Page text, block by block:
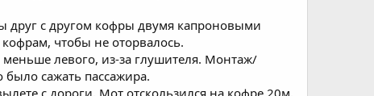
друг с другом кофры двумя капроновыми
кофрам, чтобы не оторвалось.
левого, из-за глушителя. Монтаж/
сажать пассажира.
с дороги. Мот отскользился на кофре 20м.